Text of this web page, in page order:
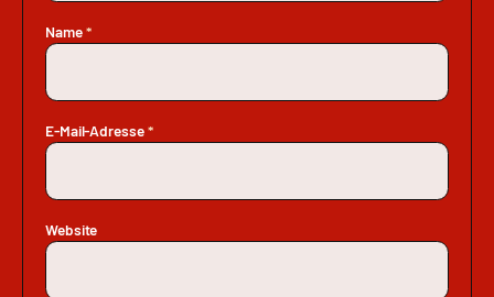
Name*
E-Mail-Adresse*
Website